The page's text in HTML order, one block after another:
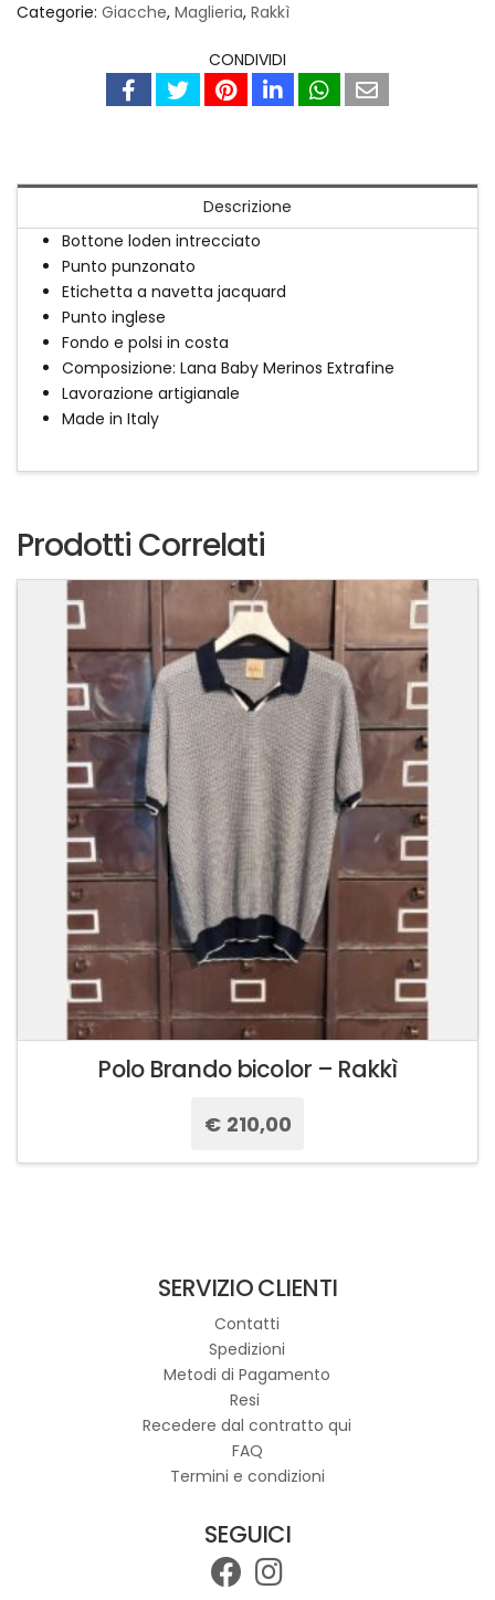
Categorie: Giacche, Maglieria, Rakkì
CONDIVIDI
Descrizione
Bottone loden intrecciato
Punto punzonato
Etichetta a navetta jacquard
Punto inglese
Fondo e polsi in costa
Composizione: Lana Baby Merinos Extrafine
Lavorazione artigianale
Made in Italy
Prodotti Correlati
Polo Brando bicolor – Rakkì
€ 210,00
Le
possono
essere
scelte
nella
pagina
del
prodotto
SERVIZIO CLIENTI
Contatti
Spedizioni
Metodi di Pagamento
Resi
Recedere dal contratto qui
FAQ
Termini e condizioni
SEGUICI